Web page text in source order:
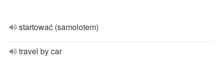
startować (samolotem)
travel by car